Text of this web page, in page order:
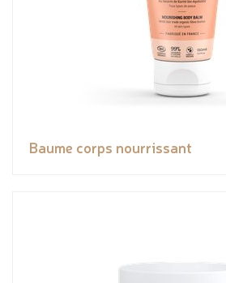
Baume corps nourrissant